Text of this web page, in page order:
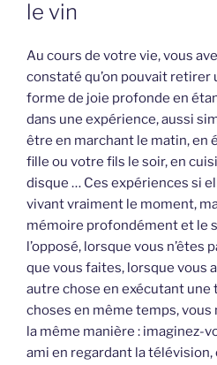
le vin
Au cours de votre vie, vous
constaté qu’on pouvait retirer
forme de joie profonde en
dans une expérience, aussi
être en marchant le matin, en
fille ou votre fils le soir, en
disque … Ces expériences si
vivant vraiment le moment,
mémoire profondément et le
l’opposé, lorsque vous n’êtes
que vous faites, lorsque vous
autre chose en exécutant une
choses en même temps, vous
la même manière : imaginez-
ami en regardant la